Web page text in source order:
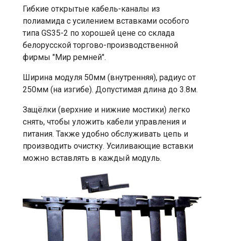
Гибкие открытые кабель-каналы из
полиамида с усилением вставками особого
типа GS35-2 по хорошей цене со склада
белорусской торгово-производственной
фирмы "Мир ремней".
Ширина модуля 50мм (внутренняя), радиус от
250мм (на изгибе). Допустимая длина до 3.8м.
Защёлки (верхние и нижние мостики) легко
снять, чтобы уложить кабели управления и
питания. Также удобно обслуживать цепь и
производить очистку. Усиливающие вставки
можно вставлять в каждый модуль.